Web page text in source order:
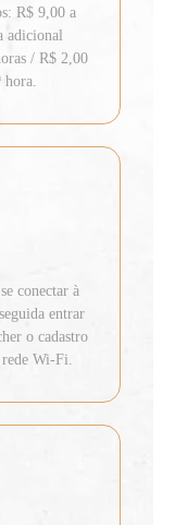
R$ 9,00 a
adicional
/ R$ 2,00
hora.
conectar à
entrar
o cadastro
rede Wi-Fi.